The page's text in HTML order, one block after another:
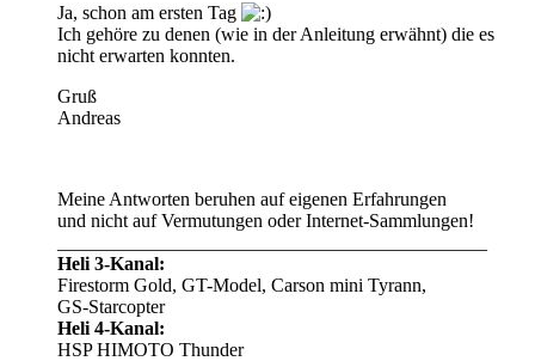
Ja, schon am ersten Tag
Ich gehöre zu denen (wie in der Anleitung erwähnt) die es
nicht erwarten konnten.
Gruß
Andreas
Meine Antworten beruhen auf eigenen Erfahrungen
und nicht auf Vermutungen oder Internet-Sammlungen!
Heli 3-Kanal:
Firestorm Gold, GT-Model, Carson mini Tyrann,
GS-Starcopter
Heli 4-Kanal:
HSP HIMOTO Thunder